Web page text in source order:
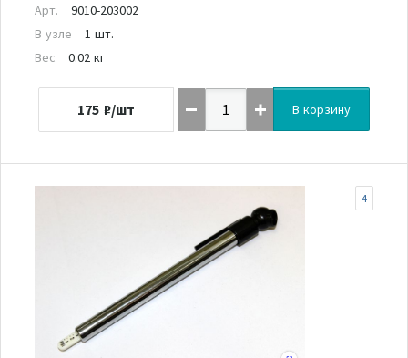
Арт.
9010-203002
В узле
1 шт.
Вес
0.02 кг
175 ₽/шт В корзину
4